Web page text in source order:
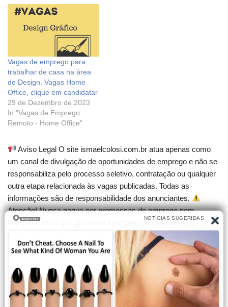
Vagas de emprego para
trabalhar de casa na área
de Design. Vagas Home
Office, clique em candidatar
29 de Dezembro de 2023
In "Vagas de Emprego
Remoto - Home Office"
Aviso Legal O site ismaelcolosi.com.br atua apenas como
um canal de divulgação de oportunidades de emprego e não se
responsabiliza pelo processo seletivo, contratação ou qualquer
outra etapa relacionada às vagas publicadas. Todas as
informações são de responsabilidade dos anunciantes.
Atenção! Nunca pague por promessas de emprego nem
compre cursos que garantam contratação. Desconfie de
qualquer cobrança para participar de seleções.